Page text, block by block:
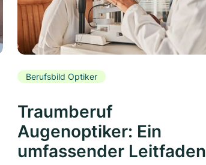
Berufsbild Optiker
Traumberuf
Augenoptiker: Ein
umfassender Leitfaden